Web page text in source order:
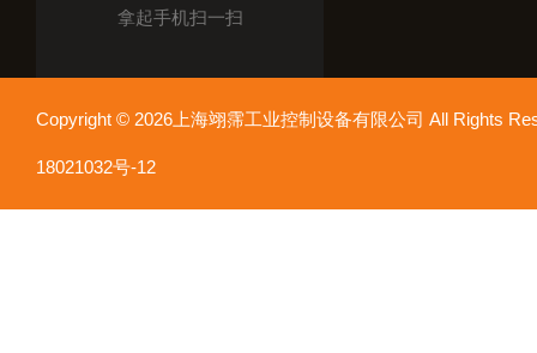
拿起手机扫一扫
Copyright © 2026上海翊霈工业控制设备有限公司 All Rights
18021032号-12